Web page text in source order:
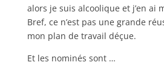
alors je suis alcoolique et j’en ai
Bref, ce n’est pas une grande
mon plan de travail déçue.
Et les nominés sont …